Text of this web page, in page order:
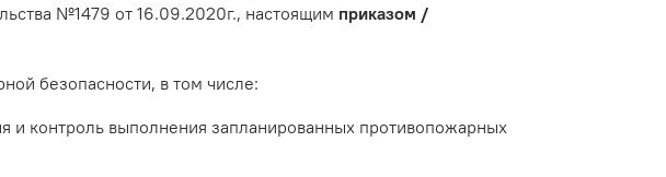
№1479 от 16.09.2020г., настоящим приказом /
безопасности, в том числе:
и контроль выполнения запланированных противопожарных